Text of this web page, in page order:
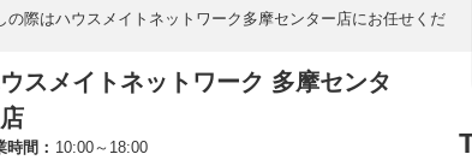
際はハウスメイトネットワーク多摩センター店にお任せくだ
スメイトネットワーク 多摩センタ
時間： 10:00～18:00